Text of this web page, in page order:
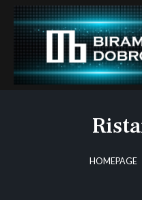
Skip
content
HOMEPAGE